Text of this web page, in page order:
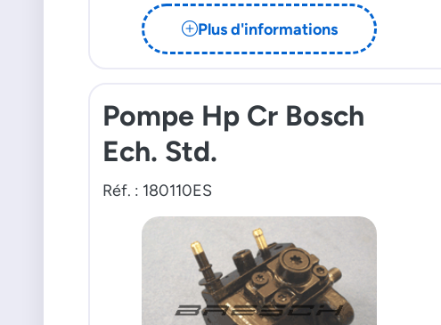
Plus d'informations
Pompe Hp Cr Bosch
Ech. Std.
Réf. : 180110ES